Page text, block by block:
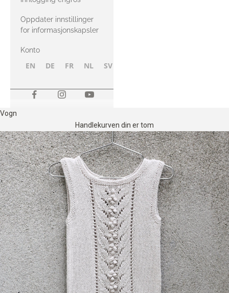
Oppdater innstillinger
for informasjonskapsler
Konto
EN DE FR NL SV
Vogn
Handlekurven din er tom